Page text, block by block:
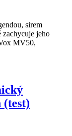
sirem
zachycuje jeho
MV50,